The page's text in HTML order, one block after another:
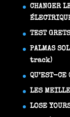
CHANGER
TEST
PALMAS
track)
QU’EST-CE
LES
LOSE